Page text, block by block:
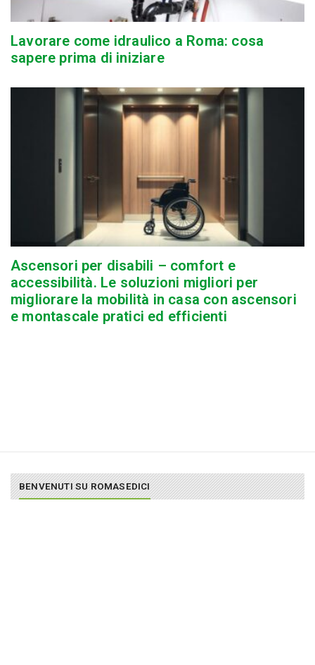
Lavorare come idraulico a Roma: cosa
sapere prima di iniziare
Ascensori per disabili – comfort e
accessibilità. Le soluzioni migliori per
migliorare la mobilità in casa con ascensori
e montascale pratici ed efficienti
BENVENUTI SU ROMASEDICI